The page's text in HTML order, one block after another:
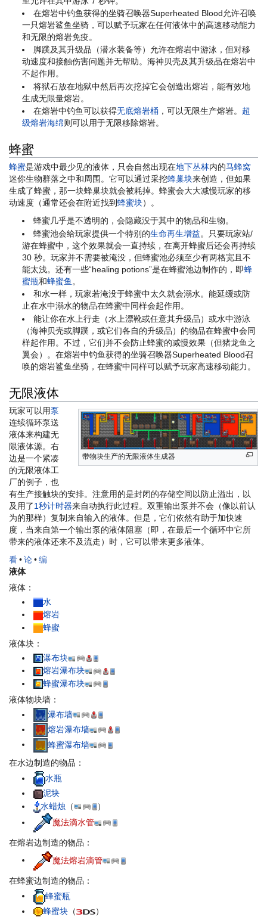
在熔岩中钓鱼获得的坐骑召唤器Superheated Blood允许召唤
一只熔岩鲨鱼坐骑，可以赋予玩家在任何液体中的高速移动能力
和无限的熔岩免疫。
脚蹼及其升级品（潜水装备等）允许在熔岩中游泳，但对移
动速度和接触伤害问题并无帮助。海神贝壳及其升级品在熔岩中
不起作用。
将狱石放在地狱中然后再次挖掉它会创造出熔岩，能有效地
生成无限量熔岩。
在熔岩中钓鱼可以获得无底熔岩桶 ，可以无限生产熔岩。 超
级熔岩海绵则可以用于无限移除熔岩。
蜂蜜
蜂蜜是游戏中最少见的液体，只会自然出现在地下丛林内的马蜂窝
迷你生物群落之中和周围。它可以通过采挖蜂巢块来创造，但如果
生成了蜂蜜，那一块蜂巢块就会被耗掉。蜂蜜会大大减慢玩家的移
动速度（通常还会在附近找到蜂蜜块）。
蜂蜜几乎是不透明的，会隐藏没于其中的物品和生物。
蜂蜜池会给玩家提供一个特别的生命再生增益。只要玩家站/
游在蜂蜜中，这个效果就会一直持续，在离开蜂蜜后还会再持续
30 秒。玩家并不需要被淹没，但蜂蜜池必须至少有两格宽且不
能太浅。还有一些“healing potions”是在蜂蜜池边制作的，即蜂
蜜瓶和蜂蜜鱼 。
和水一样，玩家若淹没于蜂蜜中太久就会溺水。能延缓或防
止在水中溺水的物品在蜂蜜中同样会起作用。
能让你在水上行走（水上漂靴或任意其升级品）或水中游泳
（海神贝壳或脚蹼，或它们各自的升级品）的物品在蜂蜜中会同
样起作用。不过，它们并不会防止蜂蜜的减慢效果（但猪龙鱼之
翼会）。在熔岩中钓鱼获得的坐骑召唤器Superheated Blood召
唤的熔岩鲨鱼坐骑，在蜂蜜中同样可以赋予玩家高速移动能力。
无限液体
带物块生产的无限液体生成器
玩家可以用泵
连续循环泵送
液体来构建无
限液体源。右
边是一个紧凑
的无限液体工
厂的例子，也
有生产接触块的安排。注意用的是封闭的存储空间以防止溢出，以
及用了1秒计时器来自动执行此过程。双重输出泵并不会（像以前认
为的那样）复制来自输入的液体。但是，它们依然有助于加快速
度，当来自第一个输出泵的液体阻塞（即，在最后一个循环中它所
带来的液体还来不及流走）时，它可以带来更多液体。
看•论•编
液体
液体：
水
熔岩
蜂蜜
液体块：
瀑布块
熔岩瀑布块
蜂蜜瀑布块
液体物块墙：
瀑布墙
熔岩瀑布墙
蜂蜜瀑布墙
在水边制造的物品：
水瓶
泥块
水蜡烛 （
）
魔法滴水管
在熔岩边制造的物品：
魔法熔岩滴管
在蜂蜜边制造的物品：
蜂蜜瓶
蜂蜜块 （
）